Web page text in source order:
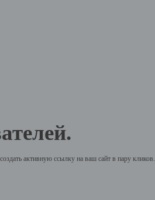
активную ссылку на ваш сайт в пару кликов.